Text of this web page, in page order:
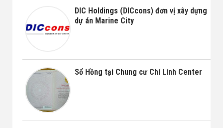
DIC Holdings (DICcons) đơn vị xây dựng
dự án Marine City
Sổ Hồng tại Chung cư Chí Linh Center